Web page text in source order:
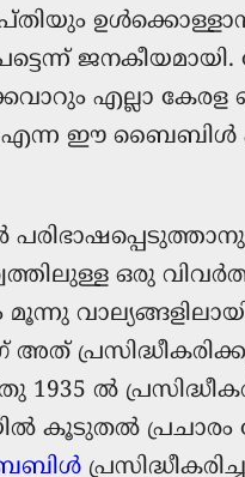
എല്ലാ
എന്ന ഈ ബൈബിൾ
ഒരു
വാല്യങ്ങളിലായി
അത്
ൽ
കൂടുതൽ പ്രചാരം